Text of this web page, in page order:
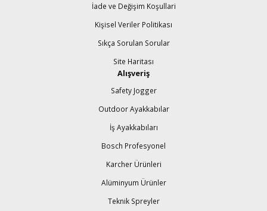
İade ve Değişim Koşullari
Kişisel Veriler Politikası
Sıkça Sorulan Sorular
Site Haritası
Alışveriş
Safety Jogger
Outdoor Ayakkabılar
İş Ayakkabıları
Bosch Profesyonel
Karcher Ürünleri
Alüminyum Ürünler
Teknik Spreyler